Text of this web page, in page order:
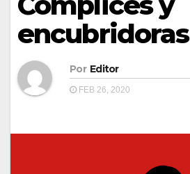
encubridoras
Por Editor
FEB 26, 2020